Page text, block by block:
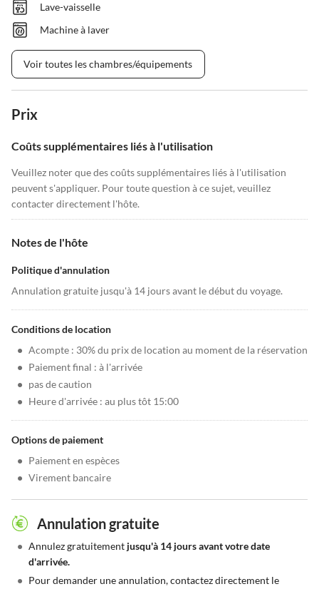
Lave-vaisselle
Machine à laver
Voir toutes les chambres/équipements
Prix
Coûts supplémentaires liés à l'utilisation
Veuillez noter que des coûts supplémentaires liés à l'utilisation
peuvent s'appliquer. Pour toute question à ce sujet, veuillez
contacter directement l'hôte.
Notes de l'hôte
Politique d'annulation
Annulation gratuite jusqu'à 14 jours avant le début du voyage.
Conditions de location
• Acompte : 30% du prix de location au moment de la réservation
• Paiement final : à l'arrivée
• pas de caution
• Heure d'arrivée : au plus tôt 15:00
Options de paiement
• Paiement en espèces
• Virement bancaire
Annulation gratuite
• Annulez gratuitement jusqu'à 14 jours avant votre date
d'arrivée.
• Pour demander une annulation, contactez directement le